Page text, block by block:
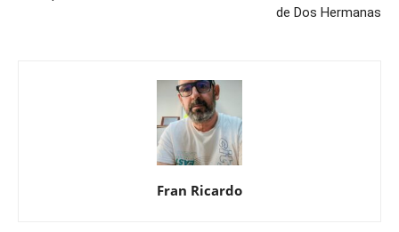
de Dos Hermanas
Fran Ricardo